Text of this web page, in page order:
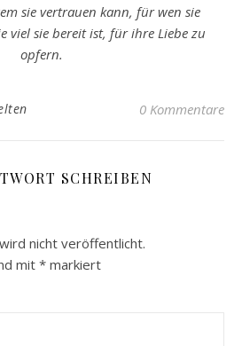
sie vertrauen kann, für wen sie
viel sie bereit ist, für ihre Liebe zu
opfern.
0 Kommentare
SCHREIBEN
nicht veröffentlicht.
mit * markiert